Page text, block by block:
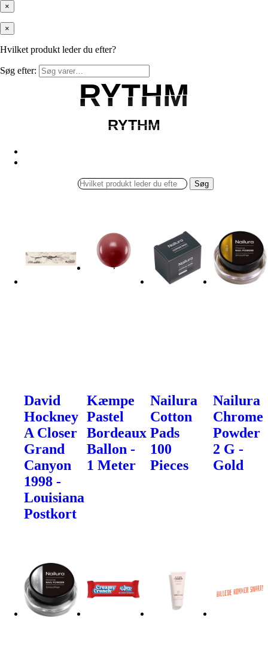
×
×
Hvilket produkt leder du efter?
Søg efter:
RYTHM
RYTHM
RYTHM
RYTHM
Søg
David
Hockney
A Closer
Grand
Canyon
1998 -
Louisiana
Postkort
Kæmpe
Pastel
Bordeaux
Ballon -
1 Meter
Nailura
Cotton
Pads
100
Pieces
Nailura
Chrome
Powder
2 G -
Gold